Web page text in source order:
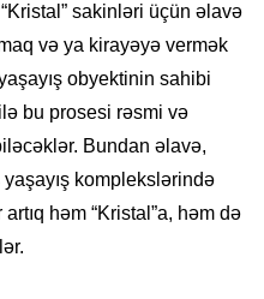
sakinləri üçün əlavə
və ya kirayəyə vermək
obyektinin sahibi
bu prosesi rəsmi və
Bundan əlavə,
yaşayış komplekslərində
həm “Kristal”a, həm də